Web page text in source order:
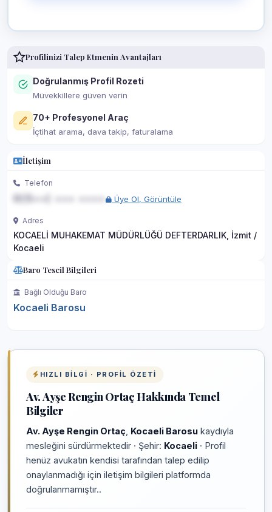
Profilinizi Talep Etmenin Avantajları
Doğrulanmış Profil Rozeti
Müvekkillere güven verin
70+ Profesyonel Araç
İçtihat arama, dava takip, faturalama
İletişim
Telefon
Üye Ol, Görüntüle
Adres
KOCAELİ MUHAKEMAT MÜDÜRLÜĞÜ DEFTERDARLIK, İzmit /
Kocaeli
Baro Tescil Bilgileri
Bağlı Olduğu Baro
Kocaeli Barosu
HIZLI BILGI · PROFIL ÖZETI
Av. Ayşe Rengin Ortaç Hakkında Temel
Bilgiler
Av. Ayşe Rengin Ortaç Kocaeli Barosu kaydıyla
mesleğini sürdürmektedir · Şehir: Kocaeli · Profil
henüz avukatın kendisi tarafından talep edilip
onaylanmadığı için iletişim bilgileri platformda
doğrulanmamıştır..